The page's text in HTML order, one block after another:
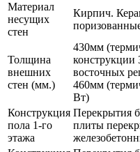
Материал
несущих
стен
Кирпич.
Толщина
внешних
стен (мм.)
430мм
конструкции
восточных
460мм
Вт)
Конструкция
пола 1-го
этажа
Перекрытия
плиты